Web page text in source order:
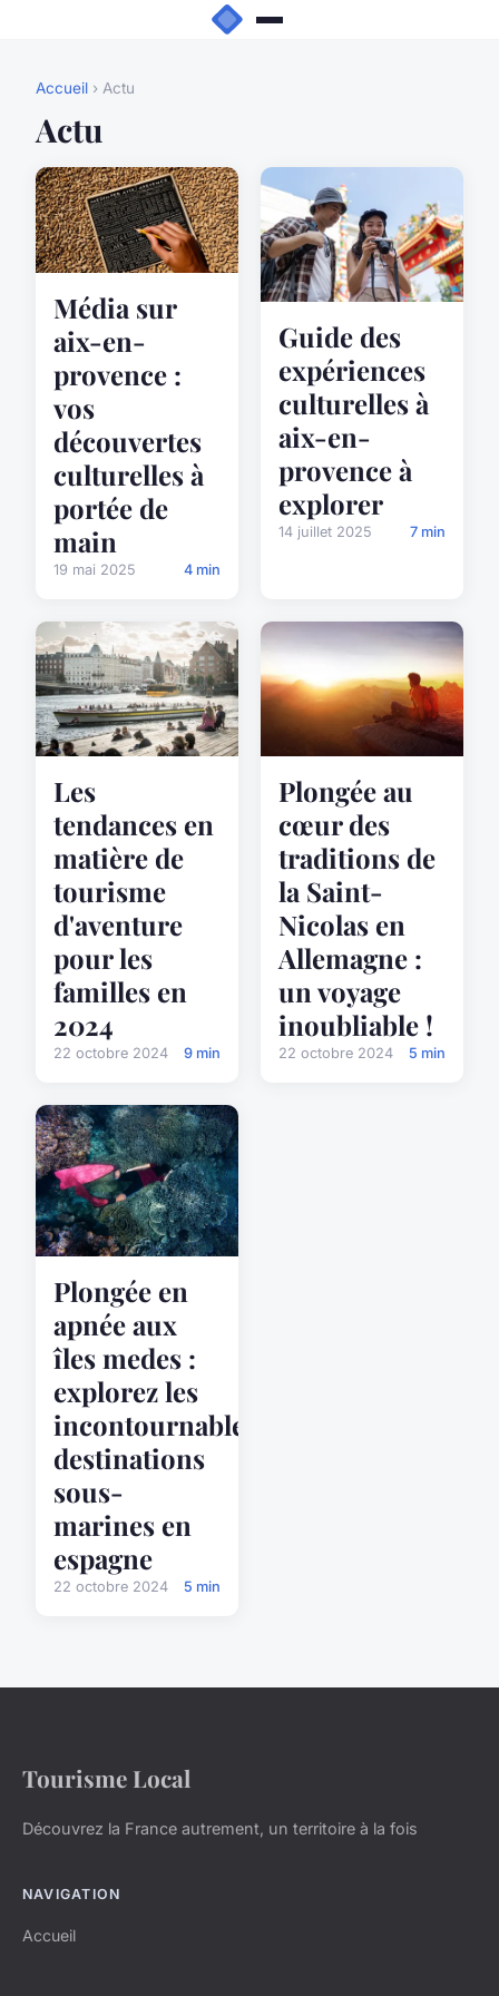
Accueil › Actu
Actu
Média sur
aix-en-
provence :
vos
découvertes
culturelles à
portée de
main
19 mai 2025 4 min
Guide des
expériences
culturelles à
aix-en-
provence à
explorer
14 juillet 2025 7 min
Les
tendances en
matière de
tourisme
d'aventure
pour les
familles en
2024
22 octobre 2024 9 min
Plongée au
cœur des
traditions de
la Saint-
Nicolas en
Allemagne :
un voyage
inoubliable !
22 octobre 2024 5 min
Plongée en
apnée aux
îles medes :
explorez les
incontournables
destinations
sous-
marines en
espagne
22 octobre 2024 5 min
Tourisme Local
Découvrez la France autrement, un territoire à la fois
NAVIGATION
Accueil